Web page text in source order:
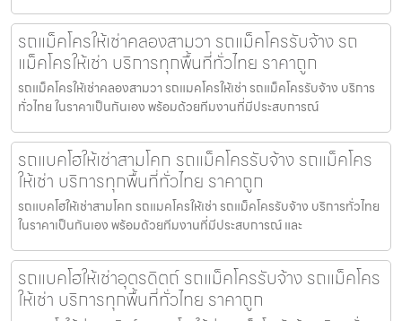
รถแม็คโครให้เช่าคลองสามวา รถแม็คโครรับจ้าง รถ
แม็คโครให้เช่า บริการทุกพื้นที่ทั่วไทย ราคาถูก
รถแม็คโครให้เช่าคลองสามวา รถแมคโครให้เช่า รถแม็คโครรับจ้าง บริการ
ทั่วไทย ในราคาเป็นกันเอง พร้อมด้วยทีมงานที่มีประสบการณ์
รถแบคโฮให้เช่าสามโคก รถแม็คโครรับจ้าง รถแม็คโคร
ให้เช่า บริการทุกพื้นที่ทั่วไทย ราคาถูก
รถแบคโฮให้เช่าสามโคก รถแมคโครให้เช่า รถแม็คโครรับจ้าง บริการทั่วไทย
ในราคาเป็นกันเอง พร้อมด้วยทีมงานที่มีประสบการณ์ และ
รถแบคโฮให้เช่าอุตรดิตถ์ รถแม็คโครรับจ้าง รถแม็คโคร
ให้เช่า บริการทุกพื้นที่ทั่วไทย ราคาถูก